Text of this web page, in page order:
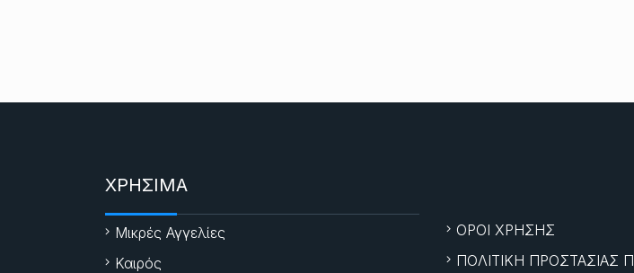
ΧΡΗΣΙΜΑ
Μικρές Αγγελίες
Καιρός
ΟΡΟΙ ΧΡΗΣΗΣ
ΠΟΛΙΤΙΚΗ ΠΡΟΣΤΑΣΙΑΣ